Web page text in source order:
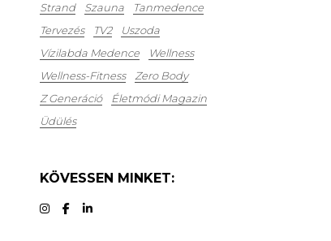
Strand
Szauna
Tanmedence
Tervezés
TV2
Uszoda
Vízilabda Medence
Wellness
Wellness-Fitness
Zero Body
Z Generáció
Életmódi Magazin
Üdülés
KÖVESSEN MINKET: